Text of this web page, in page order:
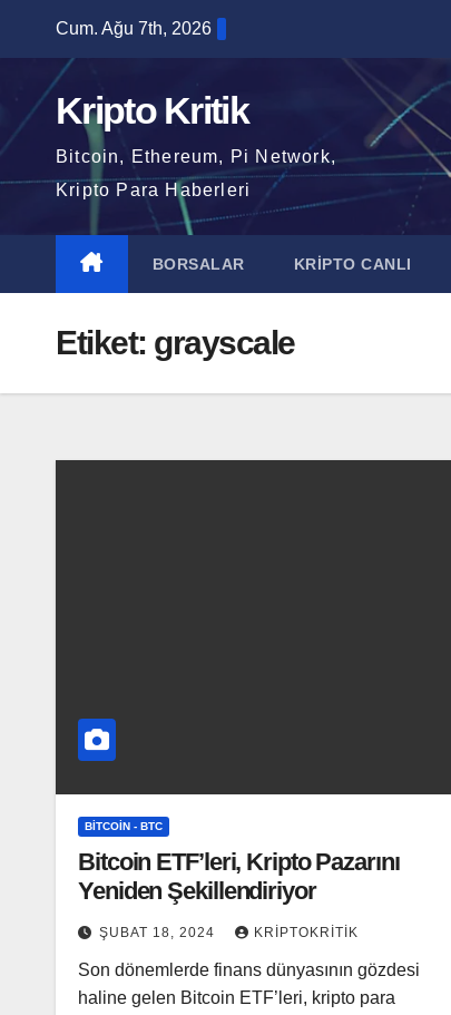
content
Cum. Ağu 7th, 2026
Kripto Kritik
Bitcoin, Ethereum, Pi Network,
Kripto Para Haberleri
BORSALAR KRİPTO CANLI
Etiket: grayscale
BITCOIN - BTC
Bitcoin ETF’leri, Kripto Pazarını
Yeniden Şekillendiriyor
ŞUBAT 18, 2024 KRIPTOKRITIK
Son dönemlerde finans dünyasının gözdesi
haline gelen Bitcoin ETF’leri, kripto para